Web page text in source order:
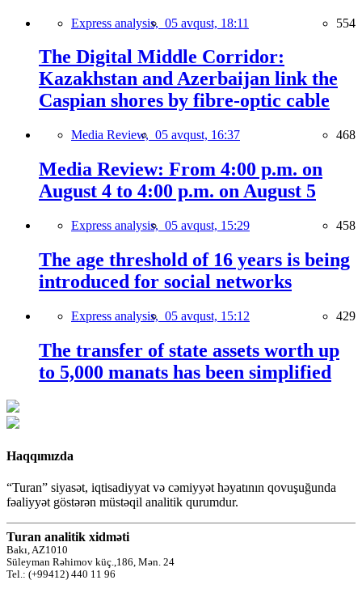
Express analysis, 05 avqust, 18:11 554
The Digital Middle Corridor:
Kazakhstan and Azerbaijan link the
Caspian shores by fibre-optic cable
Media Review, 05 avqust, 16:37 468
Media Review: From 4:00 p.m. on
August 4 to 4:00 p.m. on August 5
Express analysis, 05 avqust, 15:29 458
The age threshold of 16 years is being
introduced for social networks
Express analysis, 05 avqust, 15:12 429
The transfer of state assets worth up
to 5,000 manats has been simplified
Haqqımızda
“Turan” siyasət, iqtisadiyyat və cəmiyyət həyatının qovuşuğunda
fəaliyyət göstərən müstəqil analitik qurumdur.
Turan analitik xidməti
Bakı, AZ1010
Süleyman Rəhimov küç.,186, Mən. 24
Tel.: (+99412) 440 11 96